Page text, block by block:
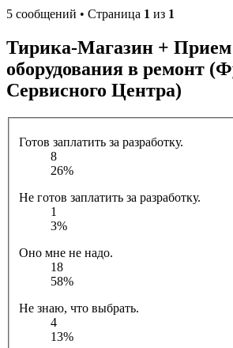
5 сообщений • Страница 1 из 1
Тирика-Магазин + Прием
оборудования в ремонт
Сервисного Центра)
Готов заплатить за разработку.
8
26%
Не готов заплатить за разработку.
1
3%
Оно мне не надо.
18
58%
Не знаю, что выбрать.
4
13%